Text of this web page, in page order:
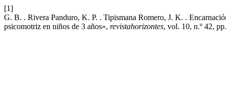
[1]
G. B. . Rivera Panduro, K. P. . Tipismana Romero, J. K. .
psicomotriz en niños de 3 años», revistahorizontes, vol. 10, n.º 42,